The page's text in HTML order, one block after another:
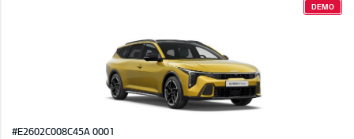
DEMO
#E2602C008C45A 0001